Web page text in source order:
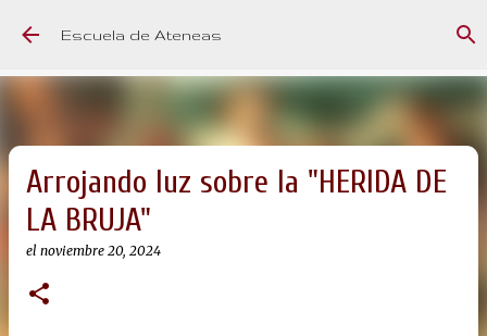
Ir al contenido principal
Escuela de Ateneas
Arrojando luz sobre la "HERIDA DE
LA BRUJA"
el noviembre 20, 2024